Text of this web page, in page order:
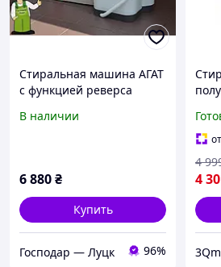
Стиральная машина АГАТ
с функцией реверса
отличный помощник для
В наличии
6 880₴
Купить
Господар — Луцк 96%
от
4
4